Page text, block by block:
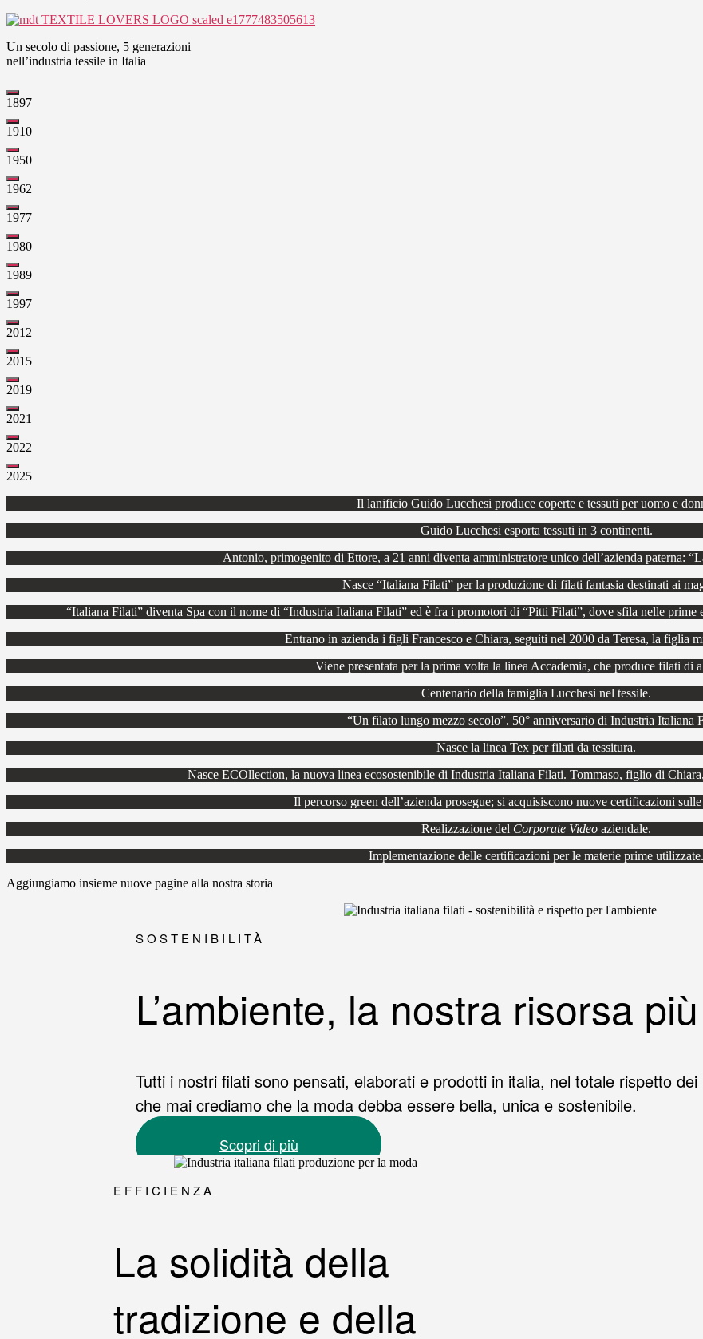
Un secolo di passione, 5 generazioni
nell’industria tessile in Italia
1897
1910
1950
1962
1977
1980
1989
1997
2012
2015
2019
2021
2022
2025
Il lanificio Guido Lucchesi produce coperte e tessuti per uomo e
Guido Lucchesi esporta tessuti in 3 continenti.
Antonio, primogenito di Ettore, a 21 anni diventa amministratore unico dell’azienda paterna:
Nasce “Italiana Filati” per la produzione di filati fantasia destinati ai
“Italiana Filati” diventa Spa con il nome di “Industria Italiana Filati” ed è fra i promotori di “Pitti Filati”, dove sfila nelle
Entrano in azienda i figli Francesco e Chiara, seguiti nel 2000 da Teresa, la figlia
Viene presentata per la prima volta la linea Accademia, che produce filati di
Centenario della famiglia Lucchesi nel tessile.
“Un filato lungo mezzo secolo”. 50° anniversario di Industria Italiana
Nasce la linea Tex per filati da tessitura.
Nasce ECOllection, la nuova linea ecosostenibile di Industria Italiana Filati. Tommaso, figlio di
Il percorso green dell’azienda prosegue; si acquisiscono nuove certificazioni
Realizzazione del Corporate Video aziendale.
Implementazione delle certificazioni per le materie prime utilizzate.
Aggiungiamo insieme nuove pagine alla nostra storia
SOSTENIBILITÀ
L’ambiente, la nostra risorsa
Tutti i nostri filati sono pensati, elaborati e prodotti in italia, nel totale rispetto
che mai crediamo che la moda debba essere bella, unica e sostenibile.
Scopri di più
EFFICIENZA
La solidità della
tradizione e della